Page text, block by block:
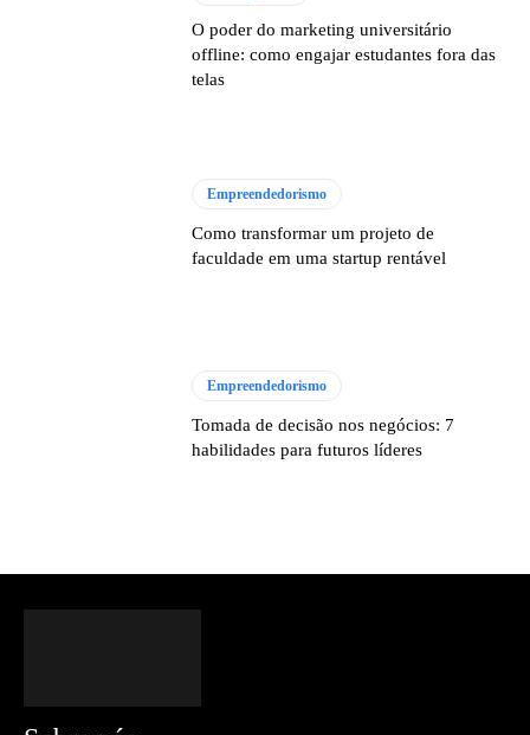
O poder do marketing universitário
offline: como engajar estudantes fora das
telas
Empreendedorismo
Como transformar um projeto de
faculdade em uma startup rentável
Empreendedorismo
Tomada de decisão nos negócios: 7
habilidades para futuros líderes